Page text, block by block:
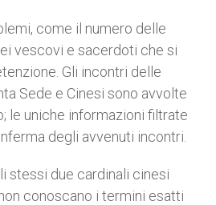
come il numero delle
vescovi e sacerdoti che si
Gli incontri delle
Sede e Cinesi sono avvolte
le uniche informazioni filtrate
degli avvenuti incontri.
stessi due cardinali cinesi
conoscano i termini esatti